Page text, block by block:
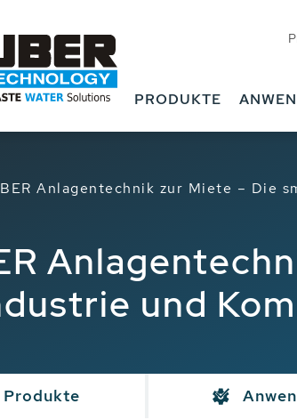
PRODUKTE
Anlagentechnik zur Miete – Die
und
Produkte